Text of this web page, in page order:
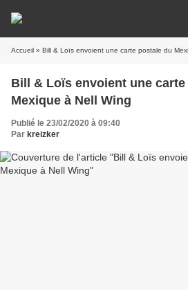
Accueil » Bill & Loïs envoient une carte postale du
Bill & Loïs envoient une
Mexique à Nell Wing
Publié le 23/02/2020 à 09:40
Par kreizker